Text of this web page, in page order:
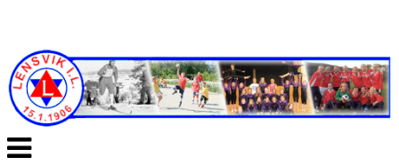
Veksle
navigasjon